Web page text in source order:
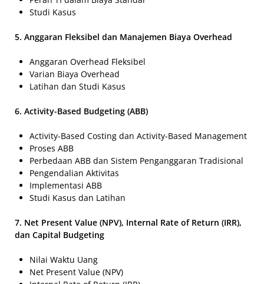
Studi Kasus
5. Anggaran Fleksibel dan Manajemen Biaya Overhead
Anggaran Overhead Fleksibel
Varian Biaya Overhead
Latihan dan Studi Kasus
6. Activity-Based Budgeting (ABB)
Activity-Based Costing dan Activity-Based Management
Proses ABB
Perbedaan ABB dan Sistem Penganggaran Tradisional
Pengendalian Aktivitas
Implementasi ABB
Studi Kasus dan Latihan
7. Net Present Value (NPV), Internal Rate of Return (IRR),
dan Capital Budgeting
Nilai Waktu Uang
Net Present Value (NPV)